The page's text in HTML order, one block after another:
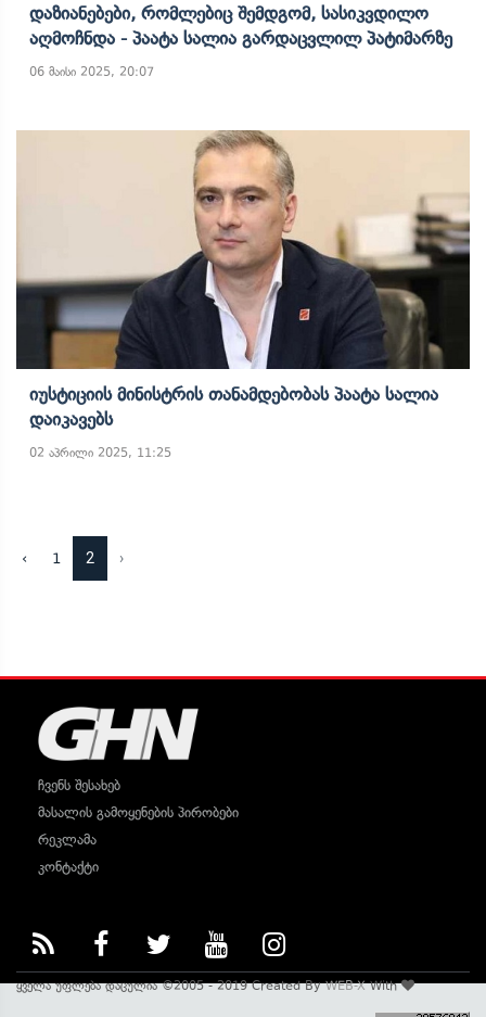
Დაზიანებები, Რომლებიც Შემდგომ, Სასიკვდილო
Აღმოჩნდა - Პაატა Სალია Გარდაცვლილ Პატიმარზე
06 მაისი 2025, 20:07
Იუსტიციის Მინისტრის Თანამდებობას Პაატა Სალია
Დაიკავებს
02 აპრილი 2025, 11:25
‹ 1 2 ›
ჩვენს შესახებ
მასალის გამოყენების პირობები
რეკლამა
კონტაქტი
ყველა უფლება დაცულია ©2005 - 2019 Created ByWEB-XWith